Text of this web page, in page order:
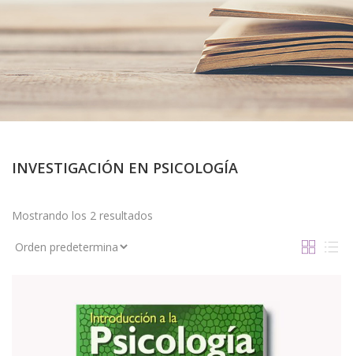
INVESTIGACIÓN EN PSICOLOGÍA
Mostrando los 2 resultados